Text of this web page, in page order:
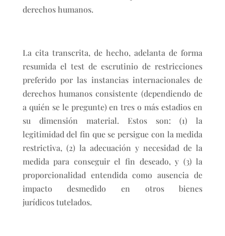
derechos humanos.
La cita transcrita, de hecho, adelanta de forma
resumida el test de escrutinio de restricciones
preferido por las instancias internacionales de
derechos humanos consistente (dependiendo de
a quién se le pregunte) en tres o más estadios en
su dimensión material. Estos son: (1) la
legitimidad del fin que se persigue con la medida
restrictiva, (2) la adecuación y necesidad de la
medida para conseguir el fin deseado, y (3) la
proporcionalidad entendida como ausencia de
impacto desmedido en otros bienes
jurídicos tutelados.